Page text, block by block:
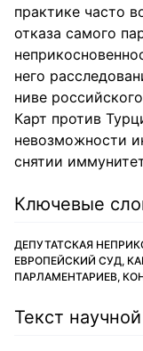
практике часто
отказа самого
него
ниве
Карт против
невозможности
снятии
Ключевые
ДЕПУТАТСКАЯ
ЕВРОПЕЙСКИЙ СУД,
ПАРЛАМЕНТАРИЕВ,
Текст